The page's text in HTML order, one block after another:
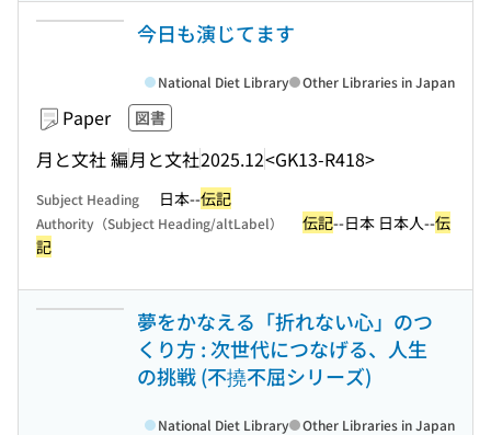
今日も演じてます
Paper 図書
月と文社 編月と文社2025.12<GK13-R418>
National Diet Library Other Libraries in Japan
Subject Heading 日本--伝記
Authority（Subject Heading/altLabel） 伝記--日本 日本人--伝
記
夢をかなえる「折れない心」のつ
くり方 : 次世代につなげる、人生
の挑戦 (不撓不屈シリーズ)
National Diet Library Other Libraries in Japan